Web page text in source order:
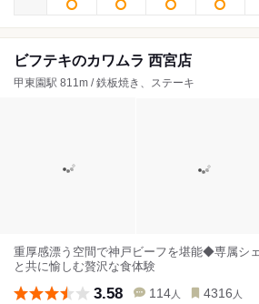
ビフテキのカワムラ 西宮店
甲東園駅 811m / 鉄板焼き、ステーキ
重厚感漂う空間で神戸ビーフを堪能◆専属シ
と共に愉しむ贅沢な食体験
3.58 114 人 4316 人